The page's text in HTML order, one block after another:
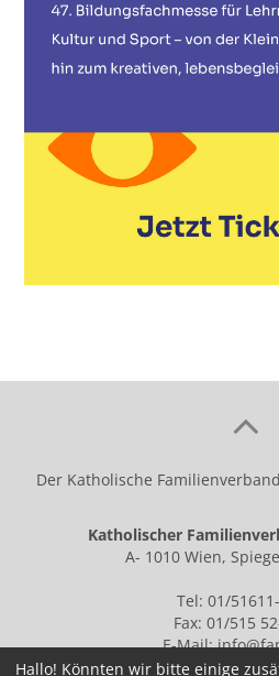
Der Katholische
Katholischer
A- 1010 Wien,
Tel: 01/
Fax: 01/515
E-Mail:
Hallo! Könnten wir bitte einige